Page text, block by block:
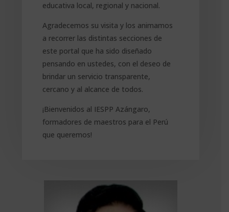
educativa local, regional y nacional.
Agradecemos su visita y los animamos
a recorrer las distintas secciones de
este portal que ha sido diseñado
pensando en ustedes, con el deseo de
brindar un servicio transparente,
cercano y al alcance de todos.
¡Bienvenidos al IESPP Azángaro,
formadores de maestros para el Perú
que queremos!